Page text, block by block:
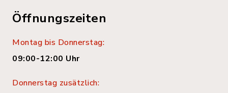
Öffnungszeiten
Montag bis Donnerstag:
09:00-12:00 Uhr
Donnerstag zusätzlich: